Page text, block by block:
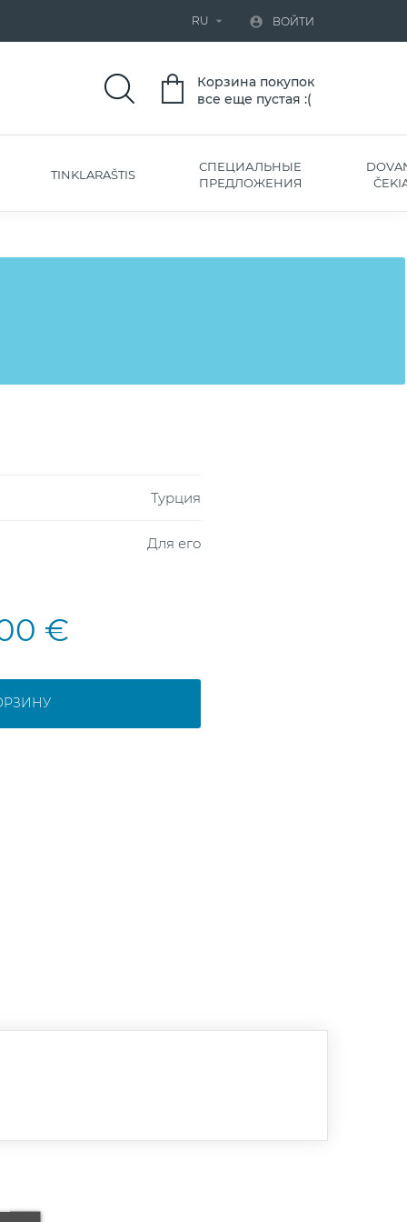
RU   ВОЙТИ
Корзина покупок
все еще пустая :(
TINKLARAŠTIS
СПЕЦИАЛЬНЫЕ
ПРЕДЛОЖЕНИЯ
Турция
Для его
€